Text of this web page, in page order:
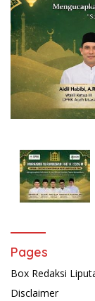
Pages
Box Redaksi
Disclaimer